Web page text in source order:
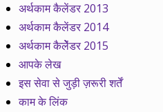
अर्थकाम कैलेंडर 2013
अर्थकाम कैलेंडर 2014
अर्थकाम कैलेेंडर 2015
आपके लेख
इस सेवा से जुड़ी ज़रूरी शर्तें
काम के लिंक